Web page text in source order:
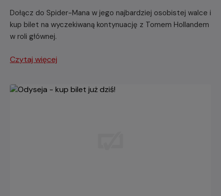
Dołącz do Spider-Mana w jego najbardziej osobistej walce i
kup bilet na wyczekiwaną kontynuację z Tomem Hollandem
w roli głównej.
Czytaj więcej